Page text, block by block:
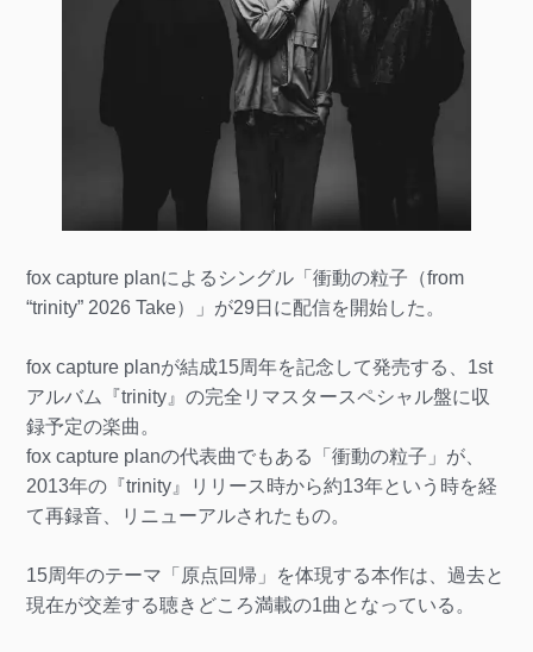
fox capture planによるシングル「衝動の粒子（from
“trinity” 2026 Take）」が29日に配信を開始した。
fox capture planが結成15周年を記念して発売する、1st
アルバム『trinity』の完全リマスタースペシャル盤に収
録予定の楽曲。
fox capture planの代表曲でもある「衝動の粒子」が、
2013年の『trinity』リリース時から約13年という時を経
て再録音、リニューアルされたもの。
15周年のテーマ「原点回帰」を体現する本作は、過去と
現在が交差する聴きどころ満載の1曲となっている。